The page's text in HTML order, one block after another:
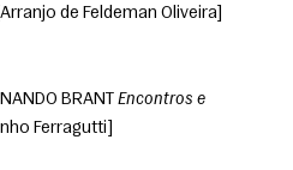
[Arranjo de Feldeman Oliveira]
BRANT Encontros e
Ferragutti]